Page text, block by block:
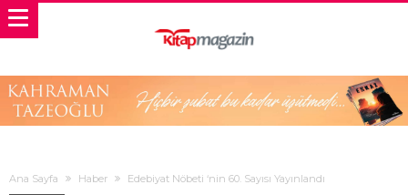
Ana Sayfa Haber Edebiyat Nöbeti ‘nin 60. Sayısı Yayınlandı